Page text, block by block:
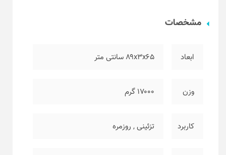
مشخصات
ابعاد ۸۹x3x65 سانتی متر
وزن ۱۷۰۰۰ گرم
کاربرد تزئینی, روزمره